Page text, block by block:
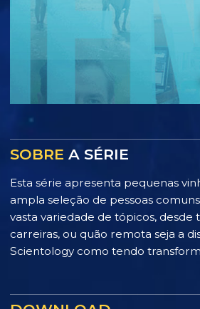
SOBRE A SÉRIE
Esta série apresenta pequenas
ampla seleção de pessoas
vasta variedade de tópicos,
carreiras, ou quão remota seja a
Scientology como tendo